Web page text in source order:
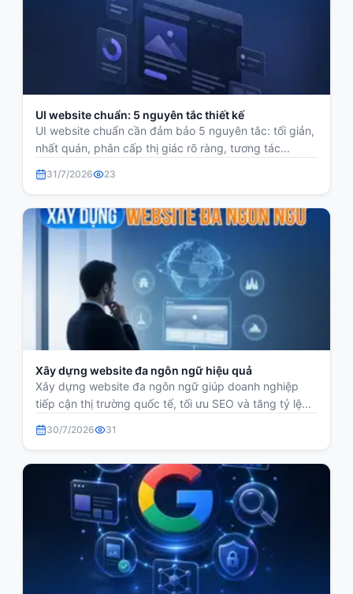
UI website chuẩn: 5 nguyên tắc thiết kế
UI website chuẩn cần đảm bảo 5 nguyên tắc: tối giản,
nhất quán, phân cấp thị giác rõ ràng, tương tác...
31/7/2026 23
Xây dựng website đa ngôn ngữ hiệu quả
Xây dựng website đa ngôn ngữ giúp doanh nghiệp
tiếp cận thị trường quốc tế, tối ưu SEO và tăng tỷ lệ...
30/7/2026 31